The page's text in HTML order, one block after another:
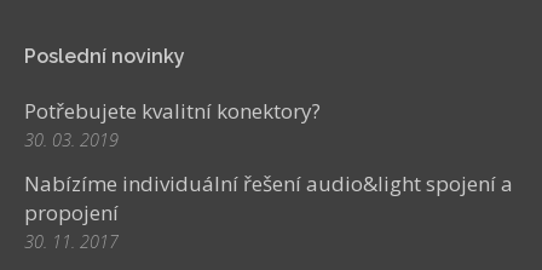
Poslední novinky
Potřebujete kvalitní konektory?
30. 03. 2019
Nabízíme individuální řešení audio&light spojení a
propojení
30. 11. 2017